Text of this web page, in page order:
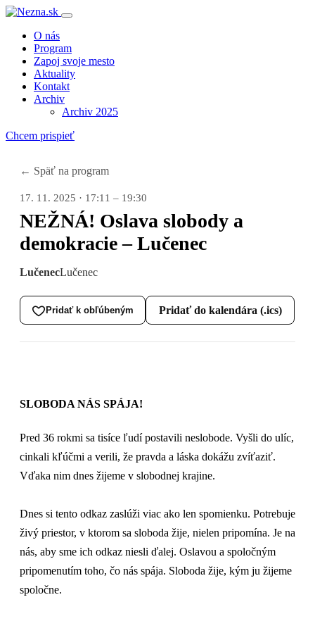
O nás
Program
Zapoj svoje mesto
Aktuality
Kontakt
Archiv
Archiv 2025
Chcem prispieť
← Späť na program
17. 11. 2025 · 17:11 – 19:30
NEŽNÁ! Oslava slobody a
demokracie – Lučenec
LučenecLučenec
Pridať k obľúbeným Pridať do kalendára (.ics)
SLOBODA NÁS SPÁJA!
Pred 36 rokmi sa tisíce ľudí postavili neslobode. Vyšli do ulíc,
cinkali kľúčmi a verili, že pravda a láska dokážu zvíťaziť.
Vďaka nim dnes žijeme v slobodnej krajine.
Dnes si tento odkaz zaslúži viac ako len spomienku. Potrebuje
živý priestor, v ktorom sa sloboda žije, nielen pripomína. Je na
nás, aby sme ich odkaz niesli ďalej. Oslavou a spoločným
pripomenutím toho, čo nás spája. Sloboda žije, kým ju žijeme
spoločne.